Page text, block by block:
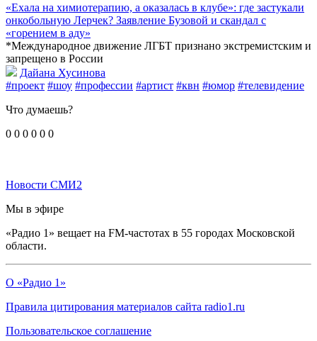
«Ехала на химиотерапию, а оказалась в клубе»: где застукали
онкобольную Лерчек? Заявление Бузовой и скандал с
«горением в аду»
*Международное движение ЛГБТ признано экстремистским и
запрещено в России
Дайана Хусинова
#проект #шоу #профессии #артист #квн #юмор #телевидение
Что думаешь?
0 0 0 0 0 0
Новости СМИ2
Мы в эфире
«Радио 1» вещает на FM-частотах в 55 городах Московской
области.
О «Радио 1»
Правила цитирования материалов сайта radio1.ru
Пользовательское соглашение